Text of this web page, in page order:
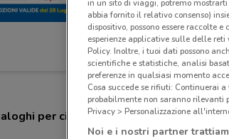
per città nelle vicinanze
in un sito di viaggi, potremo
abbia fornito il relativo consenso)
dispositivo, possono essere raccolte
esperienze applicative sulle delle
Policy. Inoltre, i tuoi dati possono
scientifiche e statistiche, analisi
preferenze in qualsiasi momento
Cosa succede se rifiuti: Continuerai
probabilmente non saranno rilevanti
Privacy > Personalizzazione
Noi e i nostri partner